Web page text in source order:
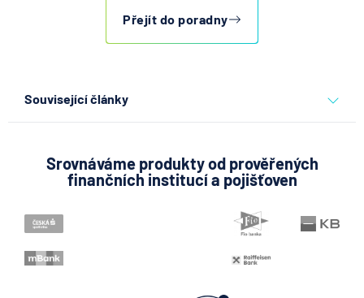
Přejít do poradny
Související články
přímo v Partners App
6.8.2026 Daně
Když rozhoduje stres: nové
triky bankovních podvodníků
Srovnáváme produkty od prověřených
finančních institucí a pojišťoven